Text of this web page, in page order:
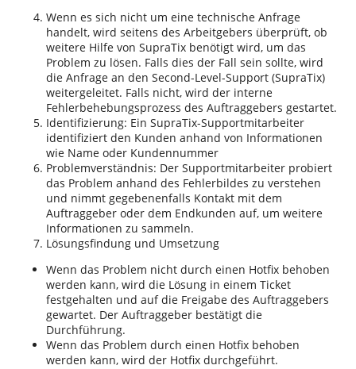
Wenn es sich nicht um eine technische Anfrage
handelt, wird seitens des Arbeitgebers überprüft, ob
weitere Hilfe von SupraTix benötigt wird, um das
Problem zu lösen. Falls dies der Fall sein sollte, wird
die Anfrage an den Second-Level-Support (SupraTix)
weitergeleitet. Falls nicht, wird der interne
Fehlerbehebungsprozess des Auftraggebers gestartet.
Identifizierung: Ein SupraTix-Supportmitarbeiter
identifiziert den Kunden anhand von Informationen
wie Name oder Kundennummer
Problemverständnis: Der Supportmitarbeiter probiert
das Problem anhand des Fehlerbildes zu verstehen
und nimmt gegebenenfalls Kontakt mit dem
Auftraggeber oder dem Endkunden auf, um weitere
Informationen zu sammeln.
Lösungsfindung und Umsetzung
Wenn das Problem nicht durch einen Hotfix behoben
werden kann, wird die Lösung in einem Ticket
festgehalten und auf die Freigabe des Auftraggebers
gewartet. Der Auftraggeber bestätigt die
Durchführung.
Wenn das Problem durch einen Hotfix behoben
werden kann, wird der Hotfix durchgeführt.